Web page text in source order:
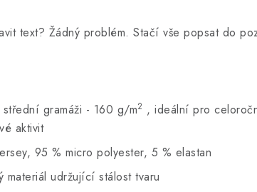
text? Žádný problém. Stačí vše popsat do
gramáži - 160 g/m2 , ideální pro
aktivit
95 % micro polyester, 5 % elastan
materiál udržující stálost tvaru